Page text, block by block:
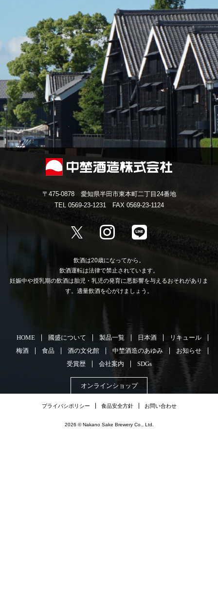
〒475-0878 愛知県半田市東本町二丁目24番地
TEL 0569-23-1231 FAX 0569-23-1124
飲酒は20歳になってから。
飲酒運転は法律で禁止されています。
妊娠中や授乳期の飲酒は胎児・乳児の発育に悪影響を与えるおそれがありま
す。適量飲酒を心がけましょう。
HOME 國盛について 製品一覧 日本酒
リキュール
梅酒
食品 酒の文化館 中埜酒造のあゆみ
お知らせ
受賞歴
会社案内 SDGs
オンラインショップ
プライバシポリシー 食品安全方針 お問い合わせ
2026 © Nakano Sake Brewery Co., Ltd.